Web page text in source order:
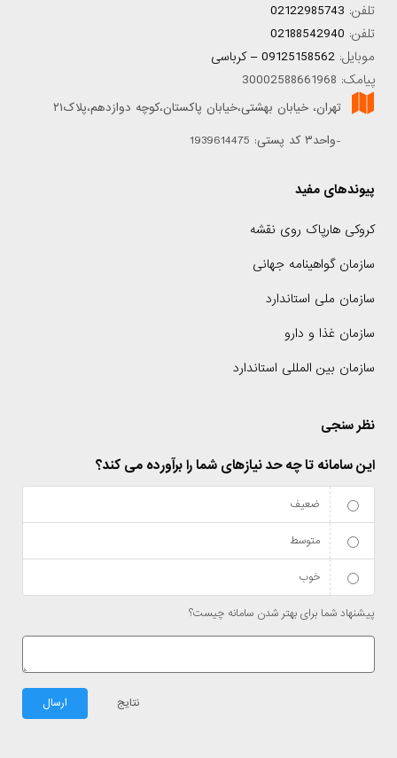
تلفن: 02122985743
تلفن: 02188542940
موبایل: 09125158562 – کرباسی
پیامک: 30002588661968
تهران، خیابان بهشتی،خیابان پاکستان،کوچه دوازدهم،پلاک۲۱
-واحد۳ کد پستی: 1939614475
پیوندهای مفید
کروکی هارپاک روی نقشه
سازمان گواهینامه جهانی
سازمان ملی استاندارد
سازمان غذا و دارو
سازمان بین المللی استاندارد
نظر سنجی
این سامانه تا چه حد نیازهای شما را برآورده می کند؟
ضعیف
متوسط
خوب
پیشنهاد شما برای بهتر شدن سامانه چیست؟
نتایج ارسال